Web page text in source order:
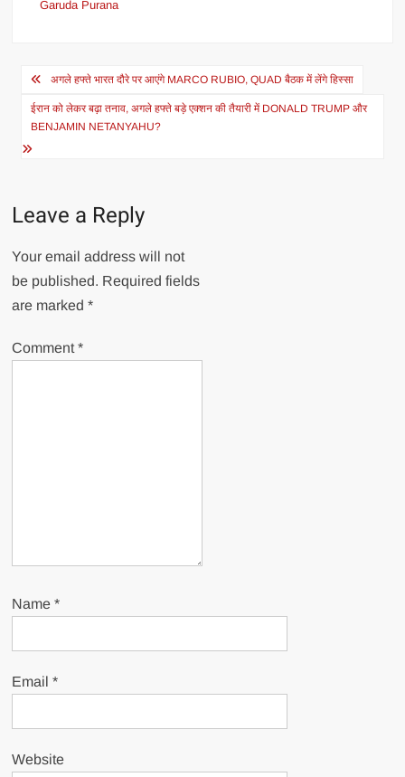
Garuda Purana
Post
navigation
अगले हफ्ते भारत दौरे पर आएंगे MARCO RUBIO, QUAD बैठक में लेंगे हिस्सा
ईरान को लेकर बढ़ा तनाव, अगले हफ्ते बड़े एक्शन की तैयारी में DONALD TRUMP और
BENJAMIN NETANYAHU?
Leave a Reply
Your email address will not
be published. Required fields
are marked*
Comment*
Name*
Email*
Website